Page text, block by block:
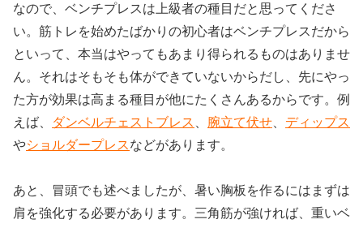
なので、ベンチプレスは上級者の種目だと思ってくださ
い。筋トレを始めたばかりの初心者はベンチプレスだから
といって、本当はやってもあまり得られるものはありませ
ん。それはそもそも体ができていないからだし、先にやっ
た方が効果は高まる種目が他にたくさんあるからです。例
えば、
ダンベルチェストブレス 腕立て伏せ
ディップス
やショルダープレスなどがあります。
あと、冒頭でも述べましたが、暑い胸板を作るにはまずは
肩を強化する必要があります。三角筋が強ければ、重いベ